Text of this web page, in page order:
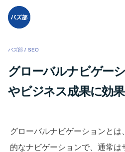
バズ部 / SEO
グローバルナビゲー
やビジネス成果に効
グローバルナビゲーションとは
的なナビゲーションで、通常は